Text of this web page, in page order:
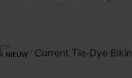
NIEUW